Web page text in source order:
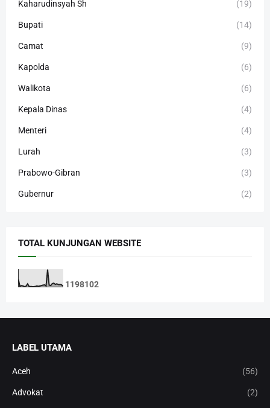
Kaharudinsyah Sh (19)
Bupati (14)
Camat (9)
Kapolda (6)
Walikota (6)
Kepala Dinas (4)
Menteri (4)
Lurah (3)
Prabowo-Gibran (3)
Gubernur (2)
TOTAL KUNJUNGAN WEBSITE
1198102
LABEL UTAMA
Aceh (56)
Advokat (2)